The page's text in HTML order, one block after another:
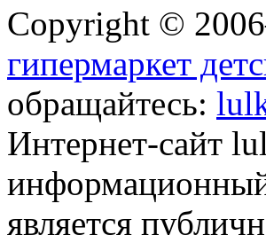
Copyright ©
гипермаркет
обращайтесь:
Интернет-сайт
является